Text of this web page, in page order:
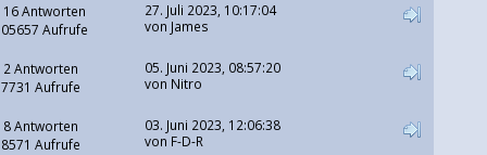
Antworten
Aufrufe
27. Juli 2023, 10:17:04
von James
2 Antworten
7731 Aufrufe
05. Juni 2023, 08:57:20
von Nitro
8 Antworten
8571 Aufrufe
03. Juni 2023, 12:06:38
von F-D-R